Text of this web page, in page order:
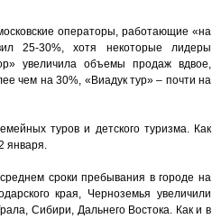
операторы, работающие «на
25-30%, хотя некоторые лидеры
увеличила объемы продаж вдвое,
чем на 30%, «Виадук тур» – почти на
туров и детского туризма. Как
января.
сроки пребывания в городе на
края, Черноземья увеличили
Сибири, Дальнего Востока. Как и в